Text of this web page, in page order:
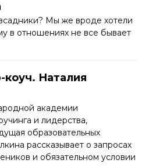
Мы же вроде хотели
в отношениях не все бывает
Наталия
академии
и лидерства,
образовательных
рассказывает о запросах
и обязательном условии